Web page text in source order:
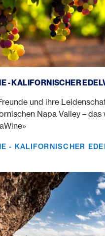
- KALIFORNISCHER
und ihre
Napa Valley – das
- KALIFORNISCHER